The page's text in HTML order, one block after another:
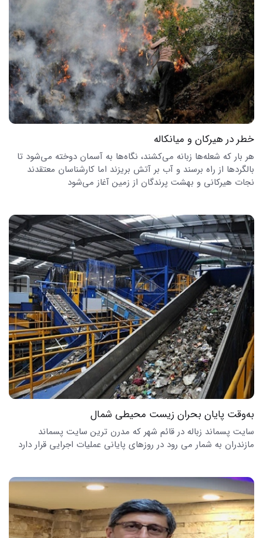
خطر در هیرکان و میانکاله
هر بار که شعله‌ها زبانه می‌کشند، نگاه‌ها به آسمان دوخته می‌شود تا
بالگردها از راه برسند و آب بر آتش بریزند اما کارشناسان معتقدند
نجات هیرکانی و بهشت پرندگان از زمین آغاز می‌شود
به‌وقت پایان بحران زیست محیطی شمال
سایت پسماند زباله در قائم شهر که مدرن ترین سایت پسماند
مازندران به شمار می رود در روزهای پایانی عملیات اجرایی قرار دارد